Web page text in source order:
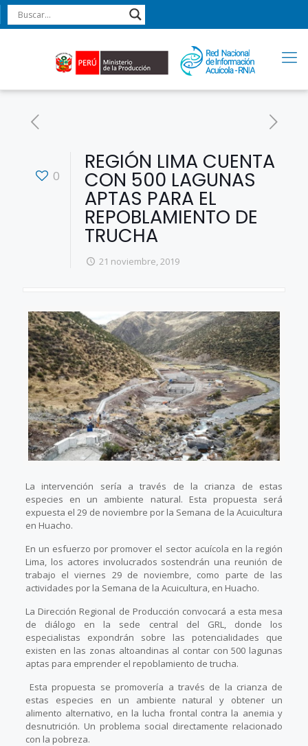
0
REGIÓN LIMA CUENTA
CON 500 LAGUNAS
APTAS PARA EL
REPOBLAMIENTO DE
TRUCHA
21 noviembre, 2019
La intervención sería a través de la crianza de estas
especies en un ambiente natural. Esta propuesta será
expuesta el 29 de noviembre por la Semana de la Acuicultura
en Huacho.
En un esfuerzo por promover el sector acuícola en la región
Lima, los actores involucrados sostendrán una reunión de
trabajo el viernes 29 de noviembre, como parte de las
actividades por la Semana de la Acuicultura, en Huacho.
La Dirección Regional de Producción convocará a esta mesa
de diálogo en la sede central del GRL, donde los
especialistas expondrán sobre las potencialidades que
existen en las zonas altoandinas al contar con 500 lagunas
aptas para emprender el repoblamiento de trucha.
Esta propuesta se promovería a través de la crianza de
estas especies en un ambiente natural y obtener un
alimento alternativo, en la lucha frontal contra la anemia y
desnutrición. Un problema social directamente relacionado
con la pobreza.